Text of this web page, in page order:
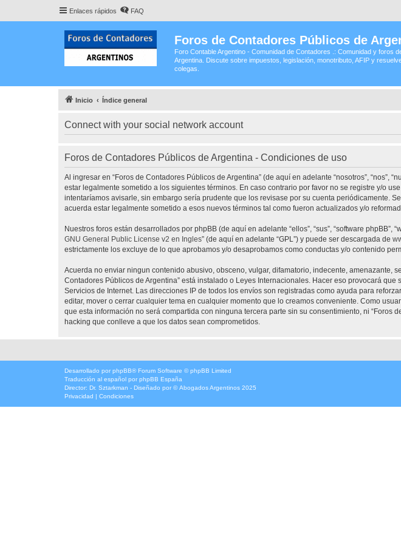
Enlaces rápidos FAQ
Foros de Contadores Públicos de
Foro Contable Argentino - Comunidad de Contadores .: Comunidad y foros
Argentina. Discute sobre impuestos, legislación, monotributo, AFIP y
colegas.
Inicio Índice general
Connect with your social network account
Foros de Contadores Públicos de Argentina - Condiciones de uso
Al ingresar en “Foros de Contadores Públicos de Argentina” (de aquí en adelante “nosotros”, “nos”,
estar legalmente sometido a los siguientes términos. En caso contrario por favor no se registre y/o
intentaríamos avisarle, sin embargo sería prudente que los revisase por su cuenta periódicamente.
acuerda estar legalmente sometido a esos nuevos términos tal como fueron actualizados y/o
Nuestros foros están desarrollados por phpBB (de aquí en adelante “ellos”, “sus”, “software
GNU General Public License v2 en Ingles” (de aquí en adelante “GPL”) y puede ser descargada de
estrictamente los excluye de lo que aprobamos y/o desaprobamos como conductas y/o contenido
Acuerda no enviar ningun contenido abusivo, obsceno, vulgar, difamatorio, indecente,
Contadores Públicos de Argentina” está instalado o Leyes Internacionales. Hacer eso provocará
Servicios de Internet. Las direcciones IP de todos los envíos son registradas como ayuda para
editar, mover o cerrar cualquier tema en cualquier momento que lo creamos conveniente. Como
que esta información no será compartida con ninguna tercera parte sin su consentimiento, ni
hacking que conlleve a que los datos sean comprometidos.
Desarrollado por phpBB® Forum Software © phpBB Limited
Traducción al español por phpBB España
Director: Dr. Sztarkman - Diseñado por ©Abogados Argentinos 2025
Privacidad | Condiciones